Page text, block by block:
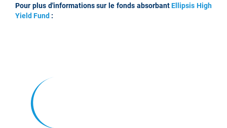
Pour plus d'informations sur le fonds absorbantEllipsis High
Yield Fund :